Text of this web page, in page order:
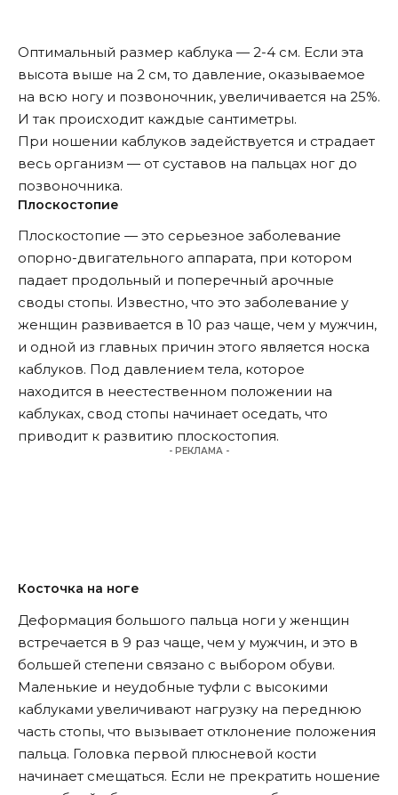
Оптимальный размер каблука — 2-4 см. Если эта
высота выше на 2 см, то давление, оказываемое
на всю ногу и позвоночник, увеличивается на 25%.
И так происходит каждые сантиметры.
При ношении каблуков задействуется и страдает
весь организм — от суставов на пальцах ног до
позвоночника.
Плоскостопие
Плоскостопие — это серьезное заболевание
опорно-двигательного аппарата, при котором
падает продольный и поперечный арочные
своды стопы. Известно, что это заболевание у
женщин развивается в 10 раз чаще, чем у мужчин,
и одной из главных причин этого является носка
каблуков. Под давлением тела, которое
находится в неестественном положении на
каблуках, свод стопы начинает оседать, что
приводит к развитию плоскостопия.
- РЕКЛАМА -
Косточка на ноге
Деформация большого пальца ноги у женщин
встречается в 9 раз чаще, чем у мужчин, и это в
большей степени связано с выбором обуви.
Маленькие и неудобные туфли с высокими
каблуками увеличивают нагрузку на переднюю
часть стопы, что вызывает отклонение положения
пальца. Головка первой плюсневой кости
начинает смещаться. Если не прекратить ношение